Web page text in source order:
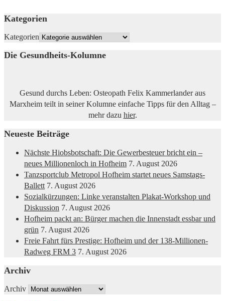
Kategorien
Kategorien
Die Gesundheits-Kolumne
Gesund durchs Leben: Osteopath Felix Kammerlander aus
Marxheim teilt in seiner Kolumne einfache Tipps für den Alltag –
mehr dazu hier.
Neueste Beiträge
Nächste Hiobsbotschaft: Die Gewerbesteuer bricht ein –
neues Millionenloch in Hofheim 7. August 2026
Tanzsportclub Metropol Hofheim startet neues Samstags-
Ballett 7. August 2026
Sozialkürzungen: Linke veranstalten Plakat-Workshop und
Diskussion 7. August 2026
Hofheim packt an: Bürger machen die Innenstadt essbar und
grün 7. August 2026
Freie Fahrt fürs Prestige: Hofheim und der 138-Millionen-
Radweg FRM 3 7. August 2026
Archiv
Archiv